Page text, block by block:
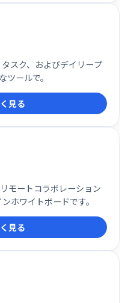
スク、およびデイリープ
ツールで。
見る
モートコラボレーション
ホワイトボードです。
見る